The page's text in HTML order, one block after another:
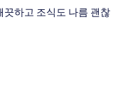
하고 조식도 나름 괜찮